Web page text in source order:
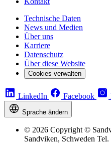
Technische Daten
News und Medien
Über uns
Karriere
Datenschutz
Über diese Website
Cookies verwalten
LinkedIn Facebook
Sprache ändern
© 2026 Copyright ©
Sandviken, Schweden